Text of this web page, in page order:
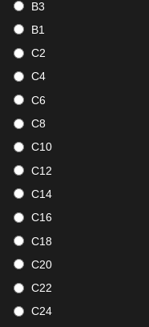
B3
B1
C2
C4
C6
C8
C10
C12
C14
C16
C18
C20
C22
C24